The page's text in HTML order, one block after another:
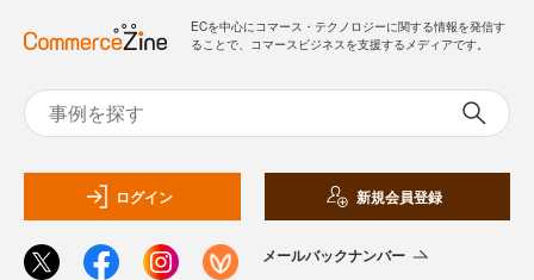
ECを中心にコマース・テクノロジーに関する情報を発信す
ることで、コマースビジネスを支援するメディアです。
ログイン 新規会員登録
メールバックナンバー